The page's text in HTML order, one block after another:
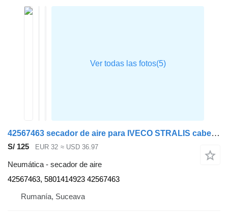
42567463 secador de aire para IVECO STRALIS cabeza tractora
S/ 125 EUR 32 ≈ USD 36.97
Neumática - secador de aire
42567463, 5801414923 42567463
Rumanía, Suceava